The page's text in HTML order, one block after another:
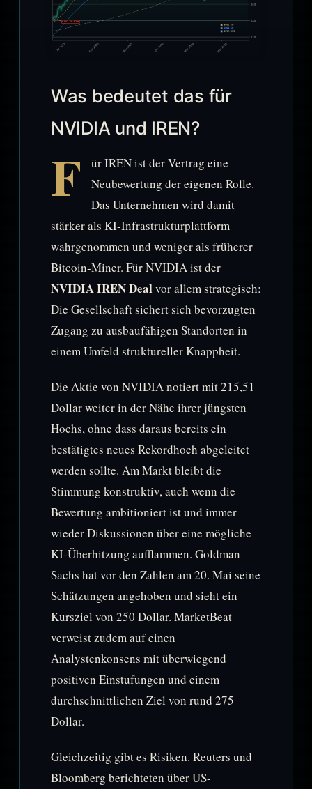
Was bedeutet das für
NVIDIA und IREN?
F
ür IREN ist der Vertrag eine
Neubewertung der eigenen Rolle.
Das Unternehmen wird damit
stärker als KI-Infrastrukturplattform
wahrgenommen und weniger als früherer
Bitcoin-Miner. Für NVIDIA ist der
NVIDIA IREN Dealvor allem strategisch:
Die Gesellschaft sichert sich bevorzugten
Zugang zu ausbaufähigen Standorten in
einem Umfeld struktureller Knappheit.
Die Aktie von NVIDIA notiert mit 215,51
Dollar weiter in der Nähe ihrer jüngsten
Hochs, ohne dass daraus bereits ein
bestätigtes neues Rekordhoch abgeleitet
werden sollte. Am Markt bleibt die
Stimmung konstruktiv, auch wenn die
Bewertung ambitioniert ist und immer
wieder Diskussionen über eine mögliche
KI-Überhitzung aufflammen. Goldman
Sachs hat vor den Zahlen am 20. Mai seine
Schätzungen angehoben und sieht ein
Kursziel von 250 Dollar. MarketBeat
verweist zudem auf einen
Analystenkonsens mit überwiegend
positiven Einstufungen und einem
durchschnittlichen Ziel von rund 275
Dollar.
Gleichzeitig gibt es Risiken. Reuters und
Bloomberg berichteten über US-